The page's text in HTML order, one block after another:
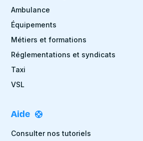
Ambulance
Équipements
Métiers et formations
Réglementations et syndicats
Taxi
VSL
Aide
Consulter nos tutoriels